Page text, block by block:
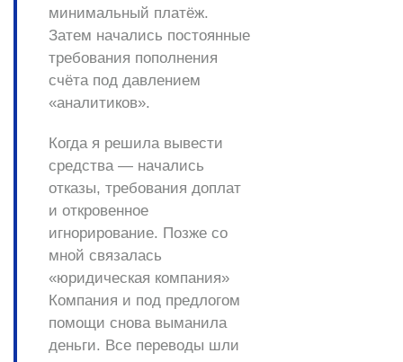
минимальный платёж.
Затем начались постоянные
требования пополнения
счёта под давлением
«аналитиков».
Когда я решила вывести
средства — начались
отказы, требования доплат
и откровенное
игнорирование. Позже со
мной связалась
«юридическая компания»
Компания и под предлогом
помощи снова выманила
деньги. Все переводы шли